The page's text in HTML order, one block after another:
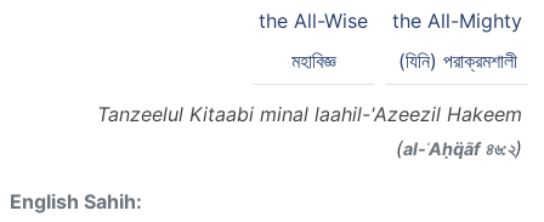
the All-Mighty
(যিনি) পরাক্রমশালী
the All-Wise
মহাবিজ্ঞ
Tanzeelul Kitaabi minal laahil-'Azeezil Hakeem
(al-ʾAḥq̈āf ৪৬:২)
English Sahih: